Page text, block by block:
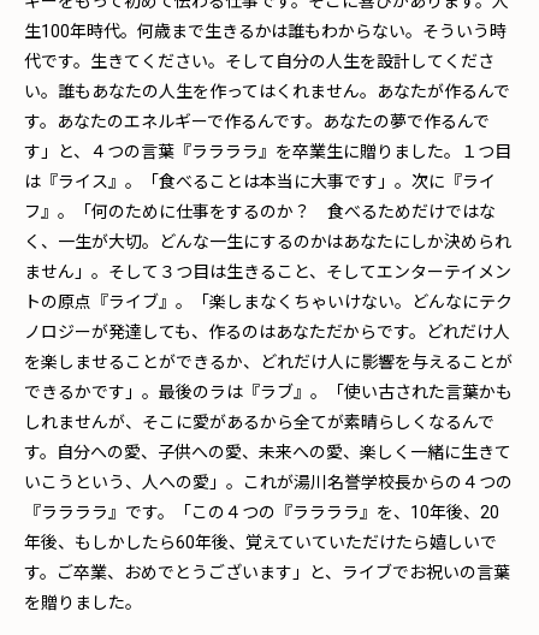
生100年時代。何歳まで生きるかは誰もわからない。そういう時
代です。生きてください。そして自分の人生を設計してくださ
い。誰もあなたの人生を作ってはくれません。あなたが作るんで
す。あなたのエネルギーで作るんです。あなたの夢で作るんで
す」と、４つの言葉『ララララ』を卒業生に贈りました。１つ目
は『ライス』。「食べることは本当に大事です」。次に『ライ
フ』。「何のために仕事をするのか？ 食べるためだけではな
く、一生が大切。どんな一生にするのかはあなたにしか決められ
ません」。そして３つ目は生きること、そしてエンターテイメン
トの原点『ライブ』。「楽しまなくちゃいけない。どんなにテク
ノロジーが発達しても、作るのはあなただからです。どれだけ人
を楽しませることができるか、どれだけ人に影響を与えることが
できるかです」。最後のラは『ラブ』。「使い古された言葉かも
しれませんが、そこに愛があるから全てが素晴らしくなるんで
す。自分への愛、子供への愛、未来への愛、楽しく一緒に生きて
いこうという、人への愛」。これが湯川名誉学校長からの４つの
『ララララ』です。「この４つの『ララララ』を、10年後、20
年後、もしかしたら60年後、覚えていていただけたら嬉しいで
す。ご卒業、おめでとうございます」と、ライブでお祝いの言葉
を贈りました。